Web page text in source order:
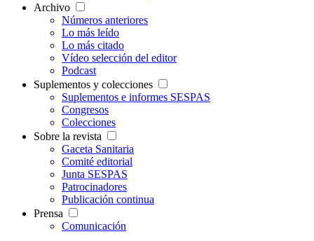
Archivo
Números anteriores
Lo más leído
Lo más citado
Vídeo selección del editor
Podcast
Suplementos y colecciones
Suplementos e informes SESPAS
Congresos
Colecciones
Sobre la revista
Gaceta Sanitaria
Comité editorial
Junta SESPAS
Patrocinadores
Publicación continua
Prensa
Comunicación